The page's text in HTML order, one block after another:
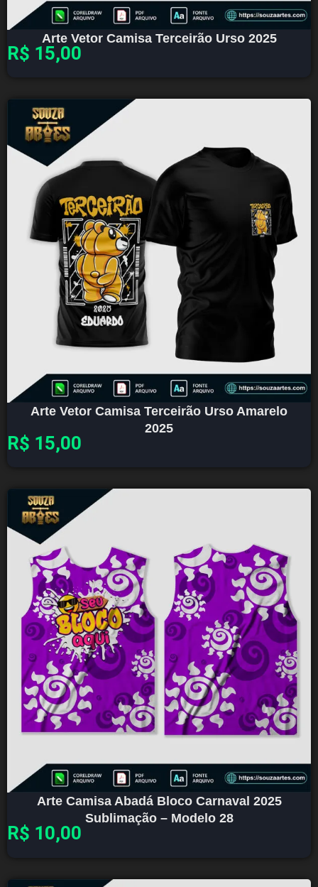
Arte Vetor Camisa Terceirão Urso 2025
R$ 15,00
Arte Vetor Camisa Terceirão Urso Amarelo
2025
R$ 15,00
Arte Camisa Abadá Bloco Carnaval 2025
Sublimação – Modelo 28
R$ 10,00